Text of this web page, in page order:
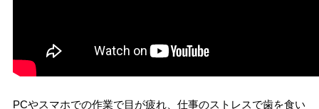
PCやスマホでの作業で目が疲れ、仕事のストレスで歯を食い